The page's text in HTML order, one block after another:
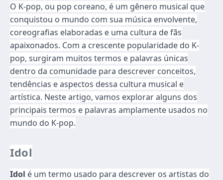
O K-pop, ou pop coreano, é um gênero musical que
conquistou o mundo com sua música envolvente,
coreografias elaboradas e uma cultura de fãs
apaixonados. Com a crescente popularidade do K-
pop, surgiram muitos termos e palavras únicas
dentro da comunidade para descrever conceitos,
tendências e aspectos dessa cultura musical e
artística. Neste artigo, vamos explorar alguns dos
principais termos e palavras amplamente usados no
mundo do K-pop.
Idol
Idol é um termo usado para descrever os artistas do